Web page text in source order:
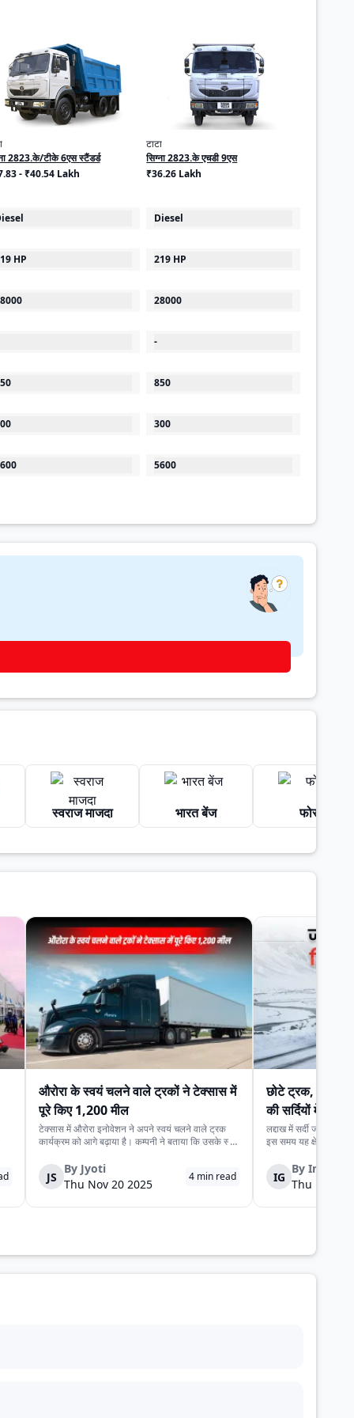
2823.के/टीके 6एस स्टैंडर्ड
- ₹40.54 Lakh
HP
टाटा
सिग्ना 2823.के एचडी 9एस
₹36.26 Lakh
Diesel
219 HP
28000
-
850
300
5600
स्वराज माजदा भारत बेंज फोर्स
औरोरा के स्वयं चलने वाले ट्रकों ने टेक्सास में
पूरे किए 1,200 मील
टेक्सास में औरोरा इनोवेशन ने अपने स्वयं चलने वाले ट्रक
कार्यक्रम को आगे बढ़ाया है। कम्पनी ने बताया कि उसके स्वयं
की यात्रा बिना चालक के पूरी की। इस दौरान ट्रकों ने
वास्तविक सामान को चुने हुए...
JS
By Jyoti
Thu Nov 20 2025
4 min read
छोटे ट्रक, बड़े
की सर्दियों में
लद्दाख में सर्दी जल्दी
इस समय यह क्षेत्र
वजह से बड़े पहाड़ी रास्ते
और सीमित है, इसलिए
IG
By
Thu Nov